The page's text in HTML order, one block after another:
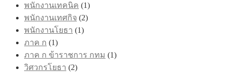
พนักงานเทคนิค (1)
พนักงานเทศกิจ (2)
พนักงานโยธา (1)
ภาค ก (1)
ภาค ก ข้าราชการ กทม (1)
วิศวกรโยธา (2)